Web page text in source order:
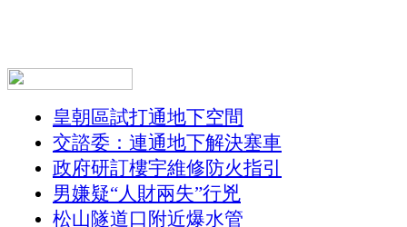
皇朝區試打通地下空間
交諮委：連通地下解決塞車
政府研訂樓宇維修防火指引
男嫌疑“人財兩失”行兇
松山隧道口附近爆水管